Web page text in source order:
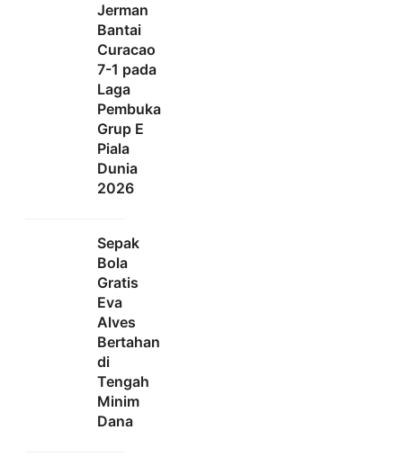
Jerman
Bantai
Curacao
7-1 pada
Laga
Pembuka
Grup E
Piala
Dunia
2026
Sepak
Bola
Gratis
Eva
Alves
Bertahan
di
Tengah
Minim
Dana